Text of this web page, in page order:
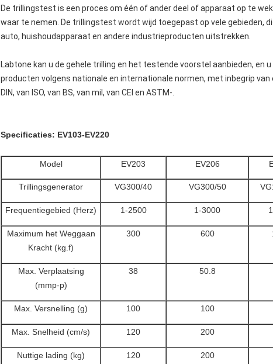
De trillingstest is een proces om één of ander deel of apparaat op te
waar te nemen. De trillingstest wordt wijd toegepast op vele gebieden,
auto, huishoudapparaat en andere industrieproducten uitstrekken.
Labtone kan u de gehele trilling en het testende voorstel aanbieden, en
producten volgens nationale en internationale normen, met inbegrip van
DIN, van ISO, van BS, van mil, van CEI en ASTM-.
Specificaties: EV103-EV220
Model EV203 EV206
Trillingsgenerator VG300/40 VG300/50
Frequentiegebied (Herz) 1-2500 1-3000
Maximum het Weggaan
Kracht (kg.f)
300 600
Max. Verplaatsing
(mmp-p)
38 50.8
Max. Versnelling (g) 100 100
Max. Snelheid (cm/s) 120 200
Nuttige lading (kg) 120 200